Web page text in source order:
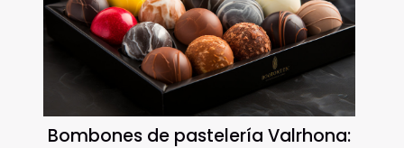
Bombones de pastelería Valrhona: